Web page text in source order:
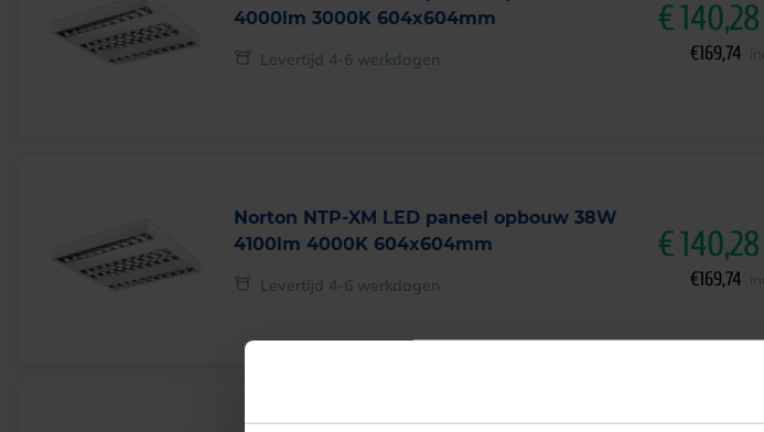
4000lm 3000K 604x604mm
Levertijd 4-6 werkdagen
€140,28
€169,74
Norton NTP-XM LED paneel opbouw 38W
4100lm 4000K 604x604mm
Levertijd 4-6 werkdagen
€140,28
€169,74